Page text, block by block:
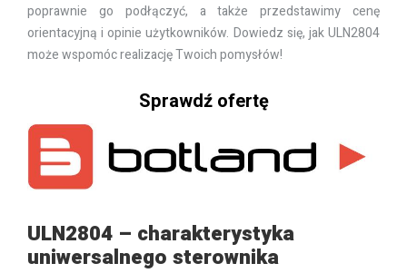
poprawnie go podłączyć, a także przedstawimy cenę
orientacyjną i opinie użytkowników. Dowiedz się, jak ULN2804
może wspomóc realizację Twoich pomysłów!
Sprawdź ofertę
ULN2804 – charakterystyka
uniwersalnego sterownika